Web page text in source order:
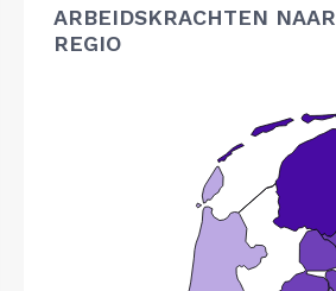
ARBEIDSKRACHTEN NAAR
REGIO